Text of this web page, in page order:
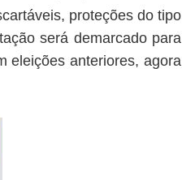
proteções do tipo
será demarcado para
eleições anteriores, agora